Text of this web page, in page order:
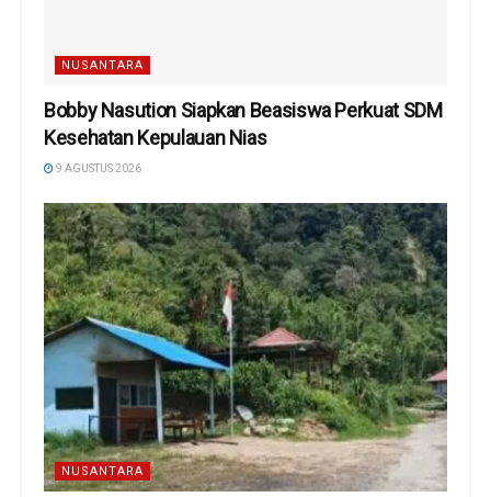
NUSANTARA
Bobby Nasution Siapkan Beasiswa Perkuat SDM
Kesehatan Kepulauan Nias
9 AGUSTUS 2026
NUSANTARA